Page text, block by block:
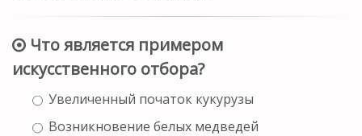
Что является примером
искусственного отбора?
Увеличенный початок кукурузы
Возникновение белых медведей